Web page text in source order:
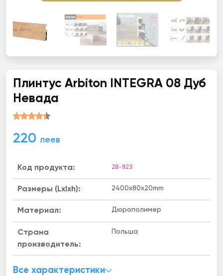
Плинтус Arbiton INТЕGRА 08 Дуб
Невада
220 леев
Код продукта: 28-923
Размеры (Lxlxh): 2400х80х20mm
Материал: Дюрополимер
Страна
производитель:
Польша
Все характеристики